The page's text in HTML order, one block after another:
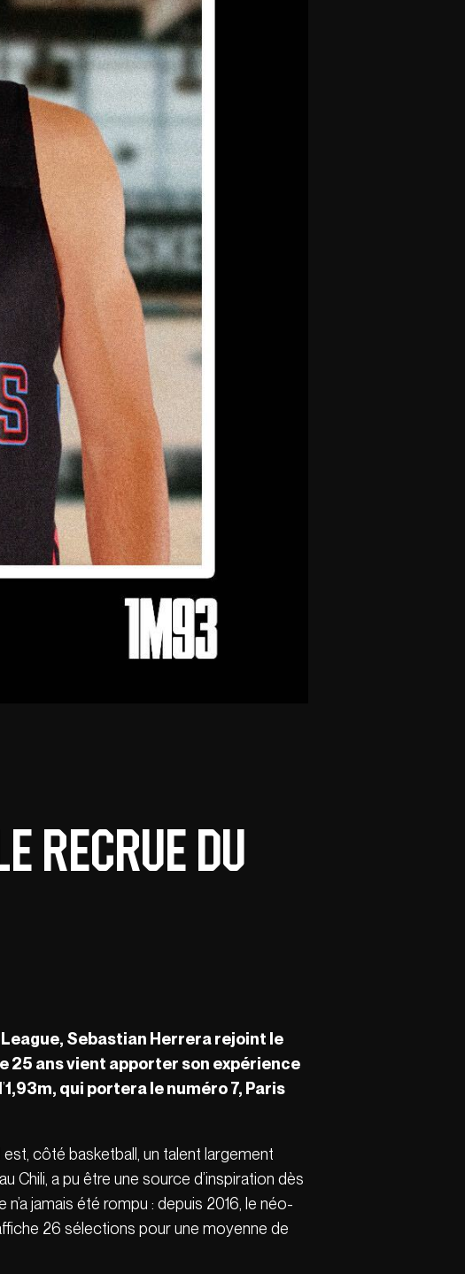
recrue du
Sebastian Herrera rejoint le
25 ans vient apporter son expérience
’1,93m, qui portera le numéro 7, Paris
est, côté basketball, un talent largement
Chili, a pu être une source d’inspiration dès
jamais été rompu : depuis 2016, le néo-
26 sélections pour une moyenne de